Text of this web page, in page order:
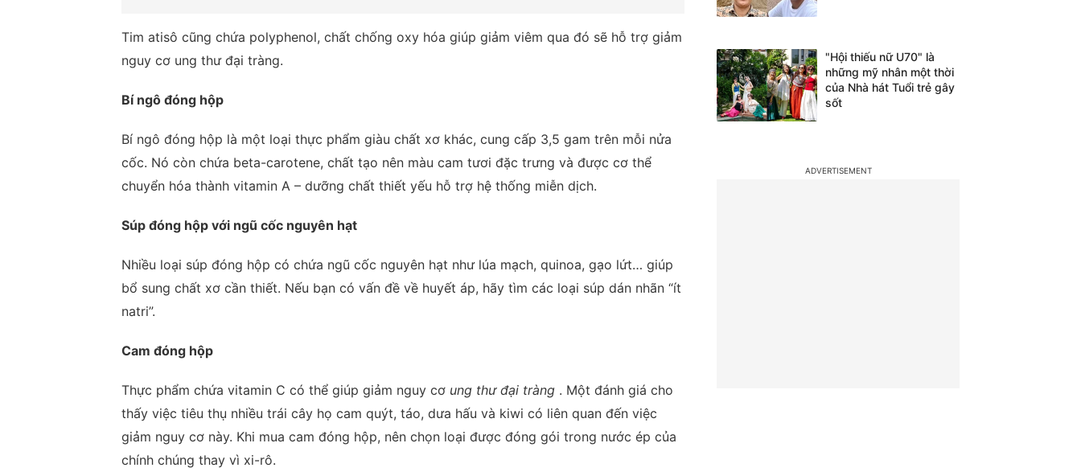
Tim atisô cũng chứa polyphenol, chất chống oxy hóa giúp giảm viêm qua đó sẽ hỗ trợ giảm
nguy cơ ung thư đại tràng.
Bí ngô đóng hộp
Bí ngô đóng hộp là một loại thực phẩm giàu chất xơ khác, cung cấp 3,5 gam trên mỗi nửa
cốc. Nó còn chứa beta-carotene, chất tạo nên màu cam tươi đặc trưng và được cơ thể
chuyển hóa thành vitamin A – dưỡng chất thiết yếu hỗ trợ hệ thống miễn dịch.
Súp đóng hộp với ngũ cốc nguyên hạt
Nhiều loại súp đóng hộp có chứa ngũ cốc nguyên hạt như lúa mạch, quinoa, gạo lứt… giúp
bổ sung chất xơ cần thiết. Nếu bạn có vấn đề về huyết áp, hãy tìm các loại súp dán nhãn “ít
natri”.
Cam đóng hộp
Thực phẩm chứa vitamin C có thể giúp giảm nguy cơ ung thư đại tràng . Một đánh giá cho
thấy việc tiêu thụ nhiều trái cây họ cam quýt, táo, dưa hấu và kiwi có liên quan đến việc
giảm nguy cơ này. Khi mua cam đóng hộp, nên chọn loại được đóng gói trong nước ép của
chính chúng thay vì xi-rô.
"Hội thiếu nữ U70" là
những mỹ nhân một thời
của Nhà hát Tuổi trẻ gây
sốt